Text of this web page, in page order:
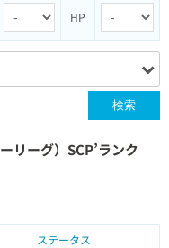
HP
検索
リーグ）SCP’ランク
ステータス